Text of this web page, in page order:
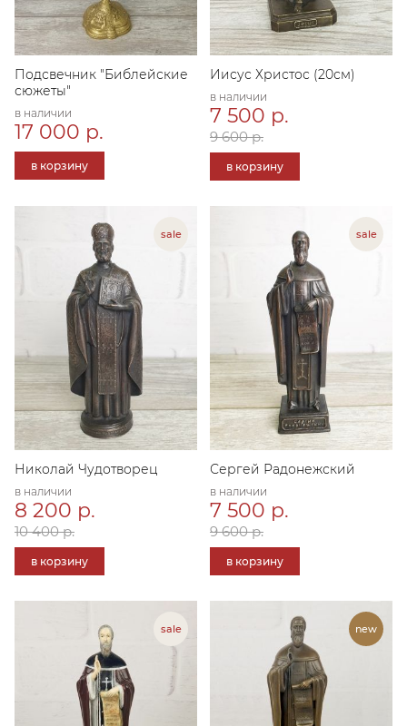
Подсвечник "Библейские
сюжеты"
в наличии
17 000 р.
в корзину
Иисус Христос (20см)
в наличии
7 500 р.
9 600 р.
в корзину
Николай Чудотворец
в наличии
8 200 р.
10 400 р.
в корзину
Сергей Радонежский
в наличии
7 500 р.
9 600 р.
в корзину